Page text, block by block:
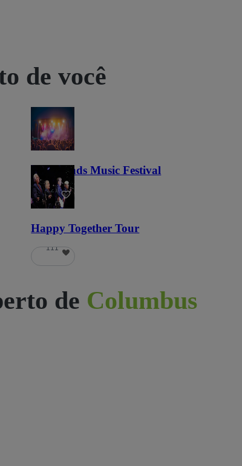
de você
Lost Lands Music Festival
121
Happy Together Tour
111
de Columbus